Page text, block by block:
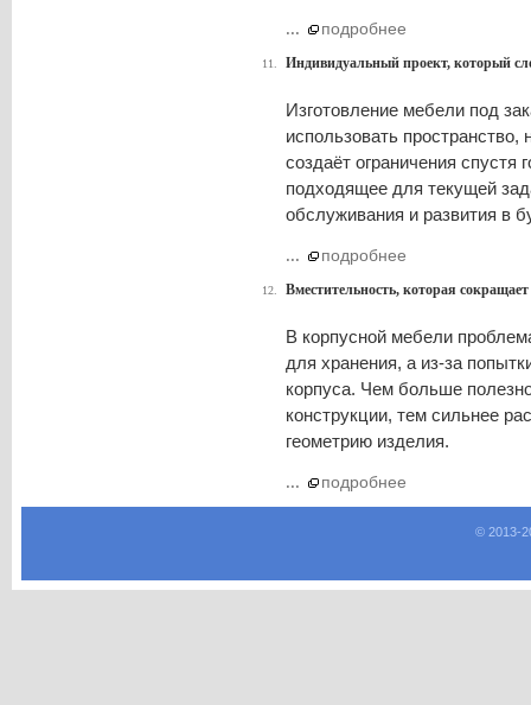
... подробнее
11. Индивидуальный проект, который
Изготовление мебели под
использовать
создаёт ограничения
подходящее для текущей
обслуживания и развития в
... подробнее
12. Вместительность, которая
В корпусной мебели
для хранения, а из-за
корпуса. Чем больше
конструкции, тем сильнее
геометрию изделия.
... подробнее
© 2013-